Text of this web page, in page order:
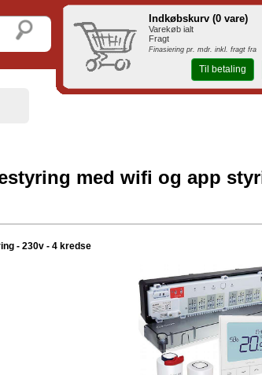
med wifi og app
- 230v - 4 kredse
Indkøbskurv (0 vare)
Varekøb ialt
Fragt
Finasiering pr. mdr. inkl. fragt fra
Til betaling